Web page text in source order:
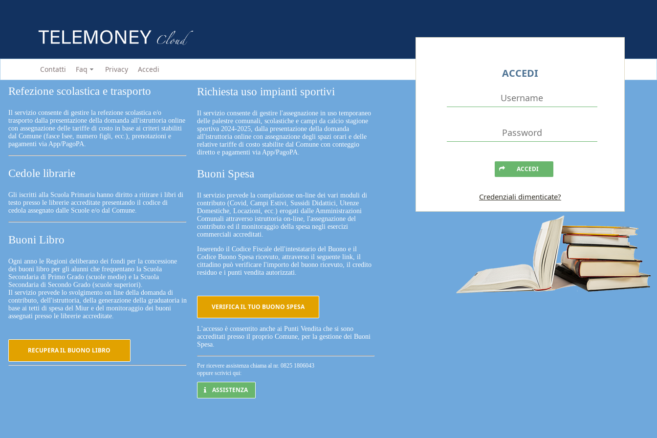
Contatti Faq Privacy Accedi
Refezione scolastica e trasporto
Il servizio consente di gestire la refezione scolastica e/o
trasporto dalla presentazione della domanda all'istruttoria online
con assegnazione delle tariffe di costo in base ai criteri stabiliti
dal Comune (fasce Isee, numero figli, ecc.), prenotazioni e
pagamenti via App/PagoPA.
Cedole librarie
Gli iscritti alla Scuola Primaria hanno diritto a ritirare i libri di
testo presso le librerie accreditate presentando il codice di
cedola assegnato dalle Scuole e/o dal Comune.
Buoni Libro
Ogni anno le Regioni deliberano dei fondi per la concessione
dei buoni libro per gli alunni che frequentano la Scuola
Secondaria di Primo Grado (scuole medie) e la Scuola
Secondaria di Secondo Grado (scuole superiori).
Il servizio prevede lo svolgimento on line della domanda di
contributo, dell'istruttoria, della generazione della graduatoria in
base ai tetti di spesa del Miur e del monitoraggio dei buoni
assegnati presso le librerie accreditate.
RECUPERA IL BUONO LIBRO
Richiesta uso impianti sportivi
Il servizio consente di gestire l'assegnazione in uso temporaneo
delle palestre comunali, scolastiche e campi da calcio stagione
sportiva 2024-2025, dalla presentazione della domanda
all'istruttoria online con assegnazione degli spazi orari e delle
relative tariffe di costo stabilite dal Comune con conteggio
diretto e pagamenti via App/PagoPA.
Buoni Spesa
Il servizio prevede la compilazione on-line dei vari moduli di
contributo (Covid, Campi Estivi, Sussidi Didattici, Utenze
Domestiche, Locazioni, ecc.) erogati dalle Amministrazioni
Comunali attraverso istruttoria on-line, l'assegnazione del
contributo ed il monitoraggio della spesa negli esercizi
commerciali accreditati.
Inserendo il Codice Fiscale dell'intestatario del Buono e il
Codice Buono Spesa ricevuto, attraverso il seguente link, il
cittadino può verificare l'importo del buono ricevuto, il credito
residuo e i punti vendita autorizzati.
VERIFICA IL TUO BUONO SPESA
L'accesso è consentito anche ai Punti Vendita che si sono
accreditati presso il proprio Comune, per la gestione dei Buoni
Spesa.
Per ricevere assistenza chiama al nr. 0825 1806043
oppure scrivici qui:
ASSISTENZA
ACCEDI
ACCEDI
Credenziali dimenticate?